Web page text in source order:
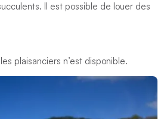
Il est possible de louer des
plaisanciers n’est disponible.